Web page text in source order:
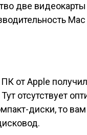
две видеокарты
от Apple
отсутствует
диски, то